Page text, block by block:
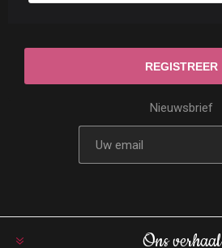
Nieuwsbrief
Ons verhaal